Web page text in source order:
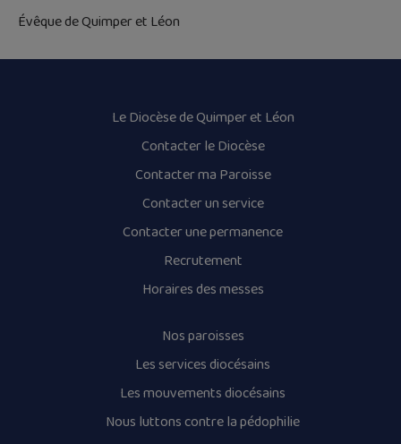
Évêque de Quimper et Léon
Le Diocèse de Quimper et Léon
Contacter le Diocèse
Contacter ma Paroisse
Contacter un service
Contacter une permanence
Recrutement
Horaires des messes
Nos paroisses
Les services diocésains
Les mouvements diocésains
Nous luttons contre la pédophilie